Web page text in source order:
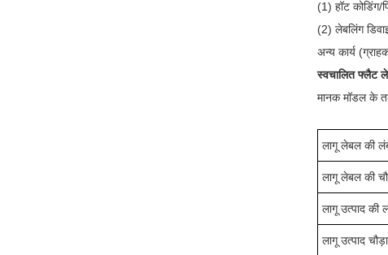
(1) हॉट कोडिंग/
(2) लेबलिंग
अन्य कार्य
स्वचालित फ्लैट
मानक मॉडल के
लागू लेबल की
लागू लेबल की
लागू उत्पाद की
लागू उत्पाद